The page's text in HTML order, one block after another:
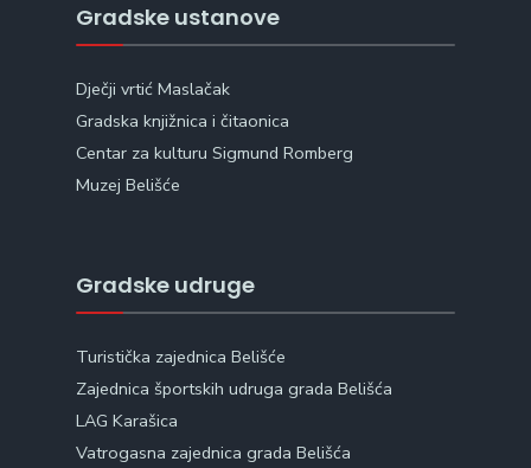
Gradske ustanove
Dječji vrtić Maslačak
Gradska knjižnica i čitaonica
Centar za kulturu Sigmund Romberg
Muzej Belišće
Gradske udruge
Turistička zajednica Belišće
Zajednica športskih udruga grada Belišća
LAG Karašica
Vatrogasna zajednica grada Belišća